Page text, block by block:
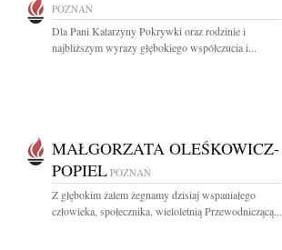
POZNAŃ
Dla Pani Katarzyny Pokrywki oraz rodzinie i
najbliższym wyrazy głębokiego współczucia i...
MAŁGORZATA OLEŚKOWICZ-
POPIEL POZNAŃ
Z głębokim żalem żegnamy dzisiaj wspaniałego
człowieka, społecznika, wieloletnią Przewodniczącą...